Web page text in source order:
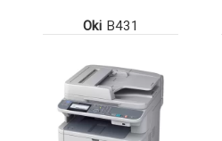
Oki B431